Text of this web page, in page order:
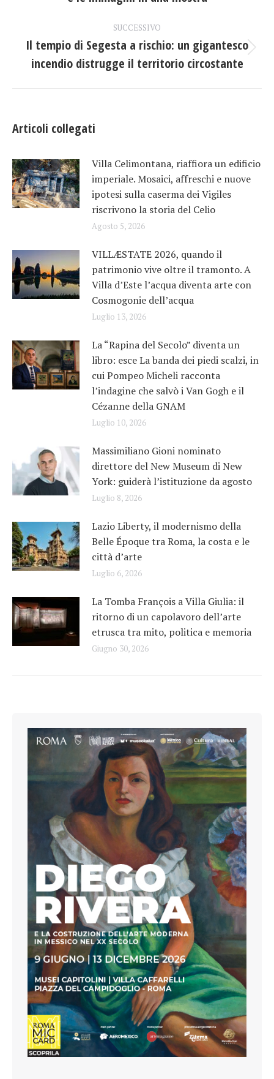
post
precedente:
SUCCESSIVO
Prossimo
post:
Il tempio di Segesta a rischio: un gigantesco
incendio distrugge il territorio circostante
Articoli collegati
Villa Celimontana, riaffiora un edificio
imperiale. Mosaici, affreschi e nuove
ipotesi sulla caserma dei Vigiles
riscrivono la storia del Celio
Agosto 5, 2026
VILLÆSTATE 2026, quando il
patrimonio vive oltre il tramonto. A
Villa d’Este l’acqua diventa arte con
Cosmogonie dell’acqua
Luglio 13, 2026
La “Rapina del Secolo” diventa un
libro: esce La banda dei piedi scalzi, in
cui Pompeo Micheli racconta
l’indagine che salvò i Van Gogh e il
Cézanne della GNAM
Luglio 10, 2026
Massimiliano Gioni nominato
direttore del New Museum di New
York: guiderà l’istituzione da agosto
Luglio 8, 2026
Lazio Liberty, il modernismo della
Belle Époque tra Roma, la costa e le
città d’arte
Luglio 6, 2026
La Tomba François a Villa Giulia: il
ritorno di un capolavoro dell’arte
etrusca tra mito, politica e memoria
Giugno 30, 2026